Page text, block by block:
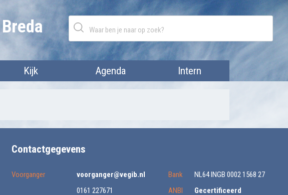
Breda
Kijk Agenda Intern
Contactgegevens
Voorganger
voorganger@vegib.nl
0161 227671
Bank
NL64 INGB 0002 1568 27
ANBI
Gecertificeerd